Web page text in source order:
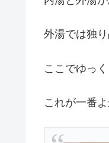
外湯では独
ここでゆっ
これが一番よ